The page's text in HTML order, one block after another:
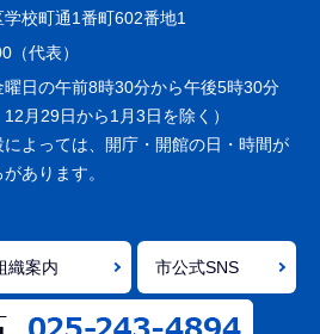
校町通1番町602番地1
（代表）
曜日の午前8時30分から午後5時30分
12月29日から1月3日を除く）
よっては、開庁・開館の日・時間が
あります。
織案内 市公式SNS